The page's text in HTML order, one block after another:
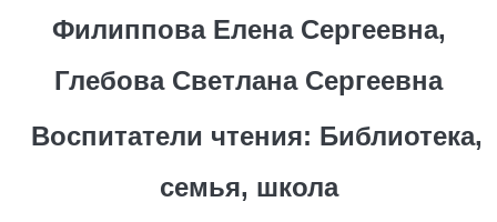
Филиппова Елена Сергеевна,
Глебова Светлана Сергеевна
Воспитатели чтения: Библиотека,
семья, школа